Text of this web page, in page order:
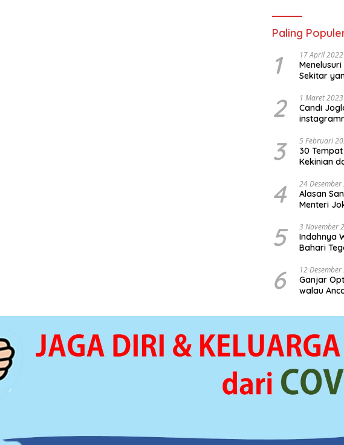
Paling
1 17 April 2022
Sekitar
2 1 Maret 2023
Candi
3 5 Februari
30
Kekinian
4 24
Alasan
Menteri
5 3 November
Indahnya
Bahari
6 12
Ganjar
walau